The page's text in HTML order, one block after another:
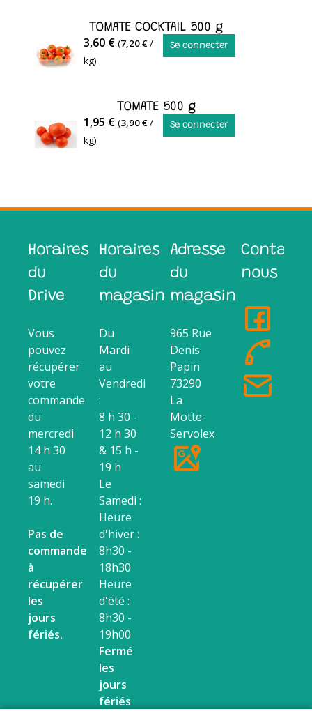
TOMATE COCKTAIL 500 g
TOMATE
COCKTAIL
3,60 € (7,20 €/
kg)
Se connecter
TOMATE 500 g
TOMATE 1,95 € (3,90 €/
kg)
Se connecter
Horaires
du
Drive
Vous
pouvez
récupérer
votre
commande
du
mercredi
14 h 30
au
samedi
19 h.
Pas de
commande
à
récupérer
les
jours
fériés.
Horaires
du
magasin
Du
Mardi
au
Vendredi
:
8 h 30 -
12 h 30
& 15 h -
19 h
Le
Samedi :
Heure
d'hiver :
8h30 -
18h30
Heure
d'été :
8h30 -
19h00
Fermé
les
jours
fériés
Adresse
du
magasin
965 Rue
Denis
Papin
73290
La
Motte-
Servolex
nous